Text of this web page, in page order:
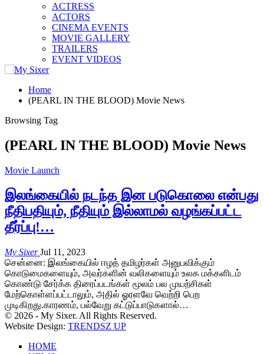
ACTRESS
ACTORS
CINEMA EVENTS
MOVIE GALLERY
TRAILERS
EVENT VIDEOS
Home
(PEARL IN THE BLOOD) Movie News
Browsing Tag
(PEARL IN THE BLOOD) Movie News
Movie Launch
இலங்கையில் நடந்த இன படுகொலை என்பது
நீதிபதியும், நீதியும் இல்லாமல் வழங்கப்பட்ட
தீர்ப்பு!…
My SixerJul 11, 2023
சென்னை: இலங்கையில் ஈழத் தமிழர்கள் அனுபவிக்கும்
கொடுமைகளையும், அவர்களின் வலிகளையும் உலக மக்களிடம்
கொண்டு சேர்க்க திரைப்படங்கள் மூலம் பல முயற்சிகள்
மேற்கொள்ளப்பட்டாலும், அதில் ஓரளவே வெற்றி பெற
முடிகிறது.காரணம், பல்வேறு கட்டுப்பாடுகளால்…
© 2026 - My Sixer. All Rights Reserved.
Website Design: TRENDSZ UP
HOME